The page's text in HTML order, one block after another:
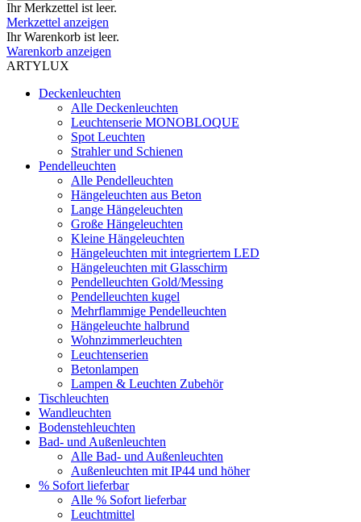
Ihr Merkzettel ist leer.
Merkzettel anzeigen
Ihr Warenkorb ist leer.
Warenkorb anzeigen
ARTYLUX
Deckenleuchten
Alle Deckenleuchten
Leuchtenserie MONOBLOQUE
Spot Leuchten
Strahler und Schienen
Pendelleuchten
Alle Pendelleuchten
Hängeleuchten aus Beton
Lange Hängeleuchten
Große Hängeleuchten
Kleine Hängeleuchten
Hängeleuchten mit integriertem LED
Hängeleuchten mit Glasschirm
Pendelleuchten Gold/Messing
Pendelleuchten kugel
Mehrflammige Pendelleuchten
Hängeleuchte halbrund
Wohnzimmerleuchten
Leuchtenserien
Betonlampen
Lampen & Leuchten Zubehör
Tischleuchten
Wandleuchten
Bodenstehleuchten
Bad- und Außenleuchten
Alle Bad- und Außenleuchten
Außenleuchten mit IP44 und höher
% Sofort lieferbar
Alle % Sofort lieferbar
Leuchtmittel